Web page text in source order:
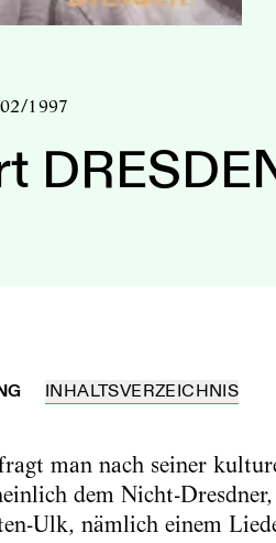
1997
INHALTSVERZEICHNIS
man nach seiner
dem Nicht-
Ulk, nämlich einem